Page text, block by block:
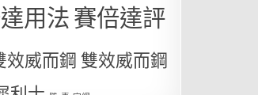
用法賽倍達評
效威而鋼 雙效威而鋼